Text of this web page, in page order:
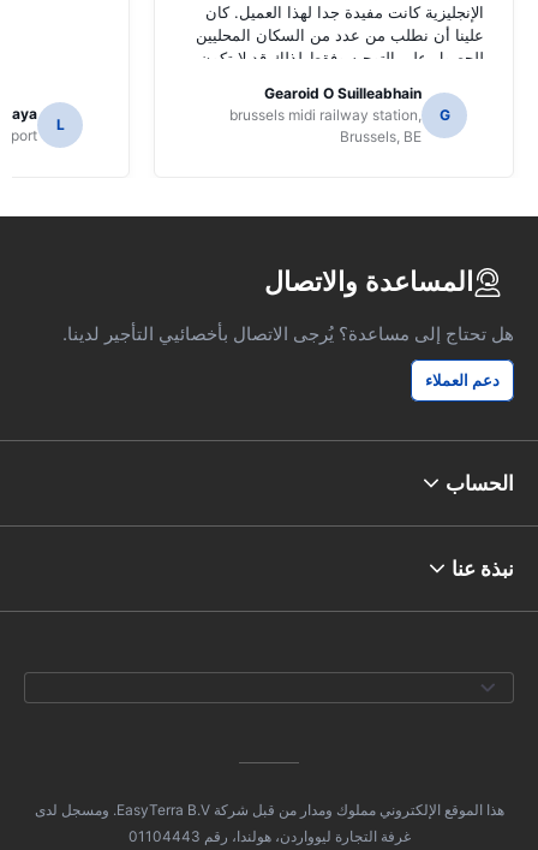
الإنجليزية كانت مفيدة جدا لهذا العميل. كان
علينا أن نطلب من عدد من السكان المحليين
للحصول على التوجيه وفقط لذلك قد لا تكون
G
Gearoid O Suilleabhain
brussels midi railway station,
Brussels, BE
L
المساعدة والاتصال
هل تحتاج إلى مساعدة؟ يُرجى الاتصال بأخصائيي التأجير لدينا.
دعم العملاء
الحساب
نبذة عنا
هذا الموقع الإلكتروني مملوك ومدار من قبل شركة EasyTerra B.V. ومسجل لدى
غرفة التجارة ليوواردن، هولندا، رقم 01104443